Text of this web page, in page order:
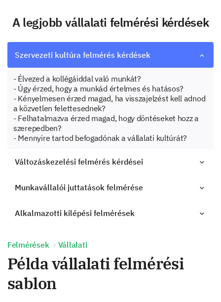
A legjobb vállalati felmérési kérdések
Szervezeti kultúra felmérés kérdések
- Élvezed a kollégáiddal való munkát?
- Úgy érzed, hogy a munkád értelmes és hatásos?
- Kényelmesen érzed magad, ha visszajelzést kell adnod
a közvetlen felettesednek?
- Felhatalmazva érzed magad, hogy döntéseket hozz a
szerepedben?
- Mennyire tartod befogadónak a vállalati kultúrát?
Változáskezelési felmérés kérdései
Munkavállalói juttatások felmérése
Alkalmazotti kilépési felmérések
Felmérések Vállalati
Példa vállalati felmérési
sablon